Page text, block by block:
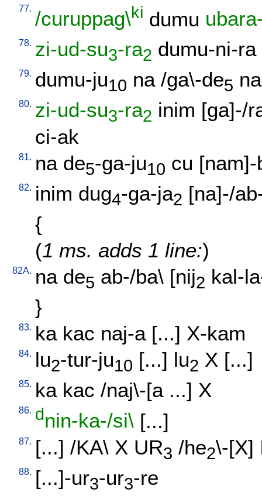
77. /curuppag\ki dumu
78. zi-ud-su3-ra2 dumu-ni-ra
79. dumu-ju10 na/ga\-de5 na
80. zi-ud-su3-ra2 inim [ga]-/
ci-ak
81. na de5-ga-ju10 cu [nam]-
82. inim dug4-ga-ja2 [na]-/
{
(1 ms. adds 1 line:)
82A. na de5 ab-/ba\ [nij2 kal-
}
83. ka kac naj-a[...] X-kam
84. lu2-tur-ju10 [...] lu2 X [...]
85. ka kac /naj\-[a ...] X
86. dnin-ka-/si\ [...]
87. [...] /KA\ X UR3 /he2\-[X]
88. [...]-ur3-ur3-re